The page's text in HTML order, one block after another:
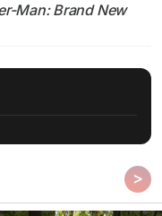
Man: Brand New
>